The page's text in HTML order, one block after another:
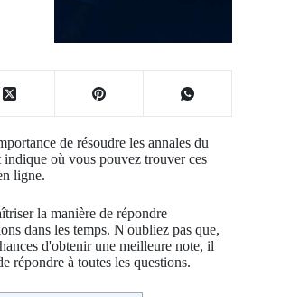
de résoudre les annales du
où vous pouvez trouver ces
ligne.
la manière de répondre
dans les temps. N'oubliez pas que,
d'obtenir une meilleure note, il
répondre à toutes les questions.